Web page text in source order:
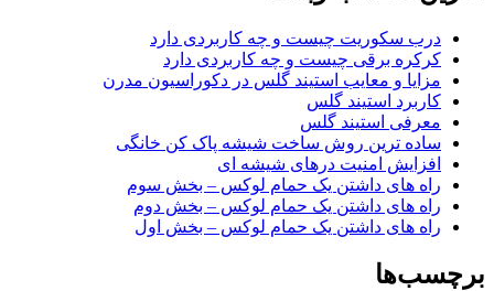
درب سکوریت چیست و چه کاربردی دارد
کرکره برقی چیست و چه کاربردی دارد
مزایا و معایب استیند گلس در دکوراسیون مدرن
کاربرد استیند گلس
معرفی استیند گلس
ساده ترین روش ساخت شیشه پاک کن خانگی
افزایش امنیت درهای شیشه ای
راه های داشتن یک حمام لوکس – بخش سوم
راه های داشتن یک حمام لوکس – بخش دوم
راه های داشتن یک حمام لوکس – بخش اول
برچسب‌ها